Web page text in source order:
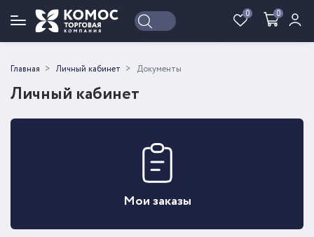
0 0
Войти Регистрация
Главная Личный кабинет Документы
Личный кабинет
Мои заказы